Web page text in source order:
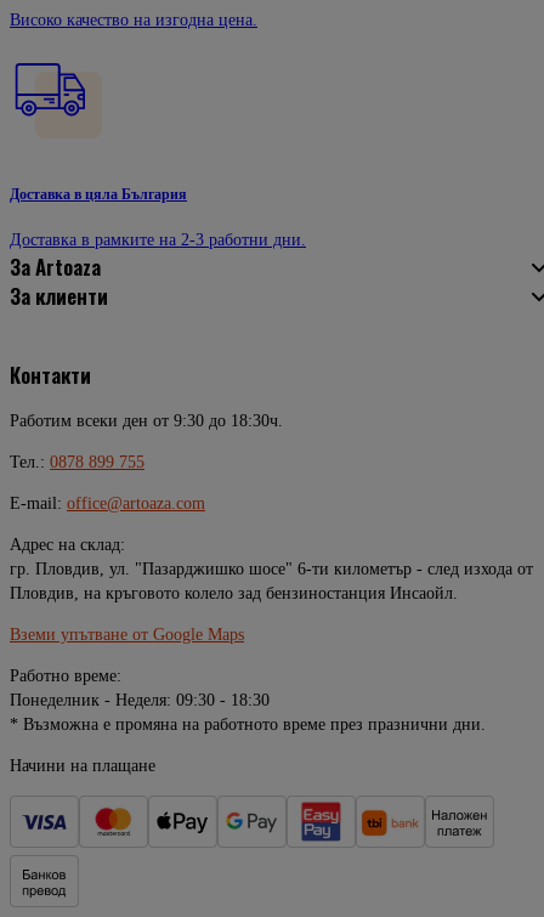
Високо качество на изгодна цена.
Доставка в цяла България
Доставка в рамките на 2-3 работни дни.
За Artoaza
За клиенти
Контакти
Работим всеки ден от 9:30 до 18:30ч.
Тел.: 0878 899 755
E-mail: office@artoaza.com
Адрес на склад:
гр. Пловдив, ул. "Пазарджишко шосе" 6-ти километър - след изхода от
Пловдив, на кръговото колело зад бензиностанция Инсаойл.
Вземи упътване от Google Maps
Работно време:
Понеделник - Неделя: 09:30 - 18:30
* Възможна е промяна на работното време през празнични дни.
Начини на плащане